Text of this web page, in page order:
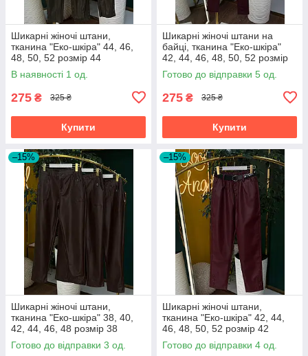
Шикарні жіночі штани,
тканина "Еко-шкіра" 44, 46,
48, 50, 52 розмір 44
В наявності 1 од.
275 ₴ 325 ₴
Купити
Шикарні жіночі штани на
байці, тканина "Еко-шкіра"
42, 44, 46, 48, 50, 52 розмір
42
Готово до відправки 5 од.
275 ₴ 325 ₴
Купити
–15%
Шикарні жіночі штани,
тканина "Еко-шкіра" 38, 40,
42, 44, 46, 48 розмір 38
Готово до відправки 3 од.
–15%
Шикарні жіночі штани,
тканина "Еко-шкіра" 42, 44,
46, 48, 50, 52 розмір 42
Готово до відправки 4 од.